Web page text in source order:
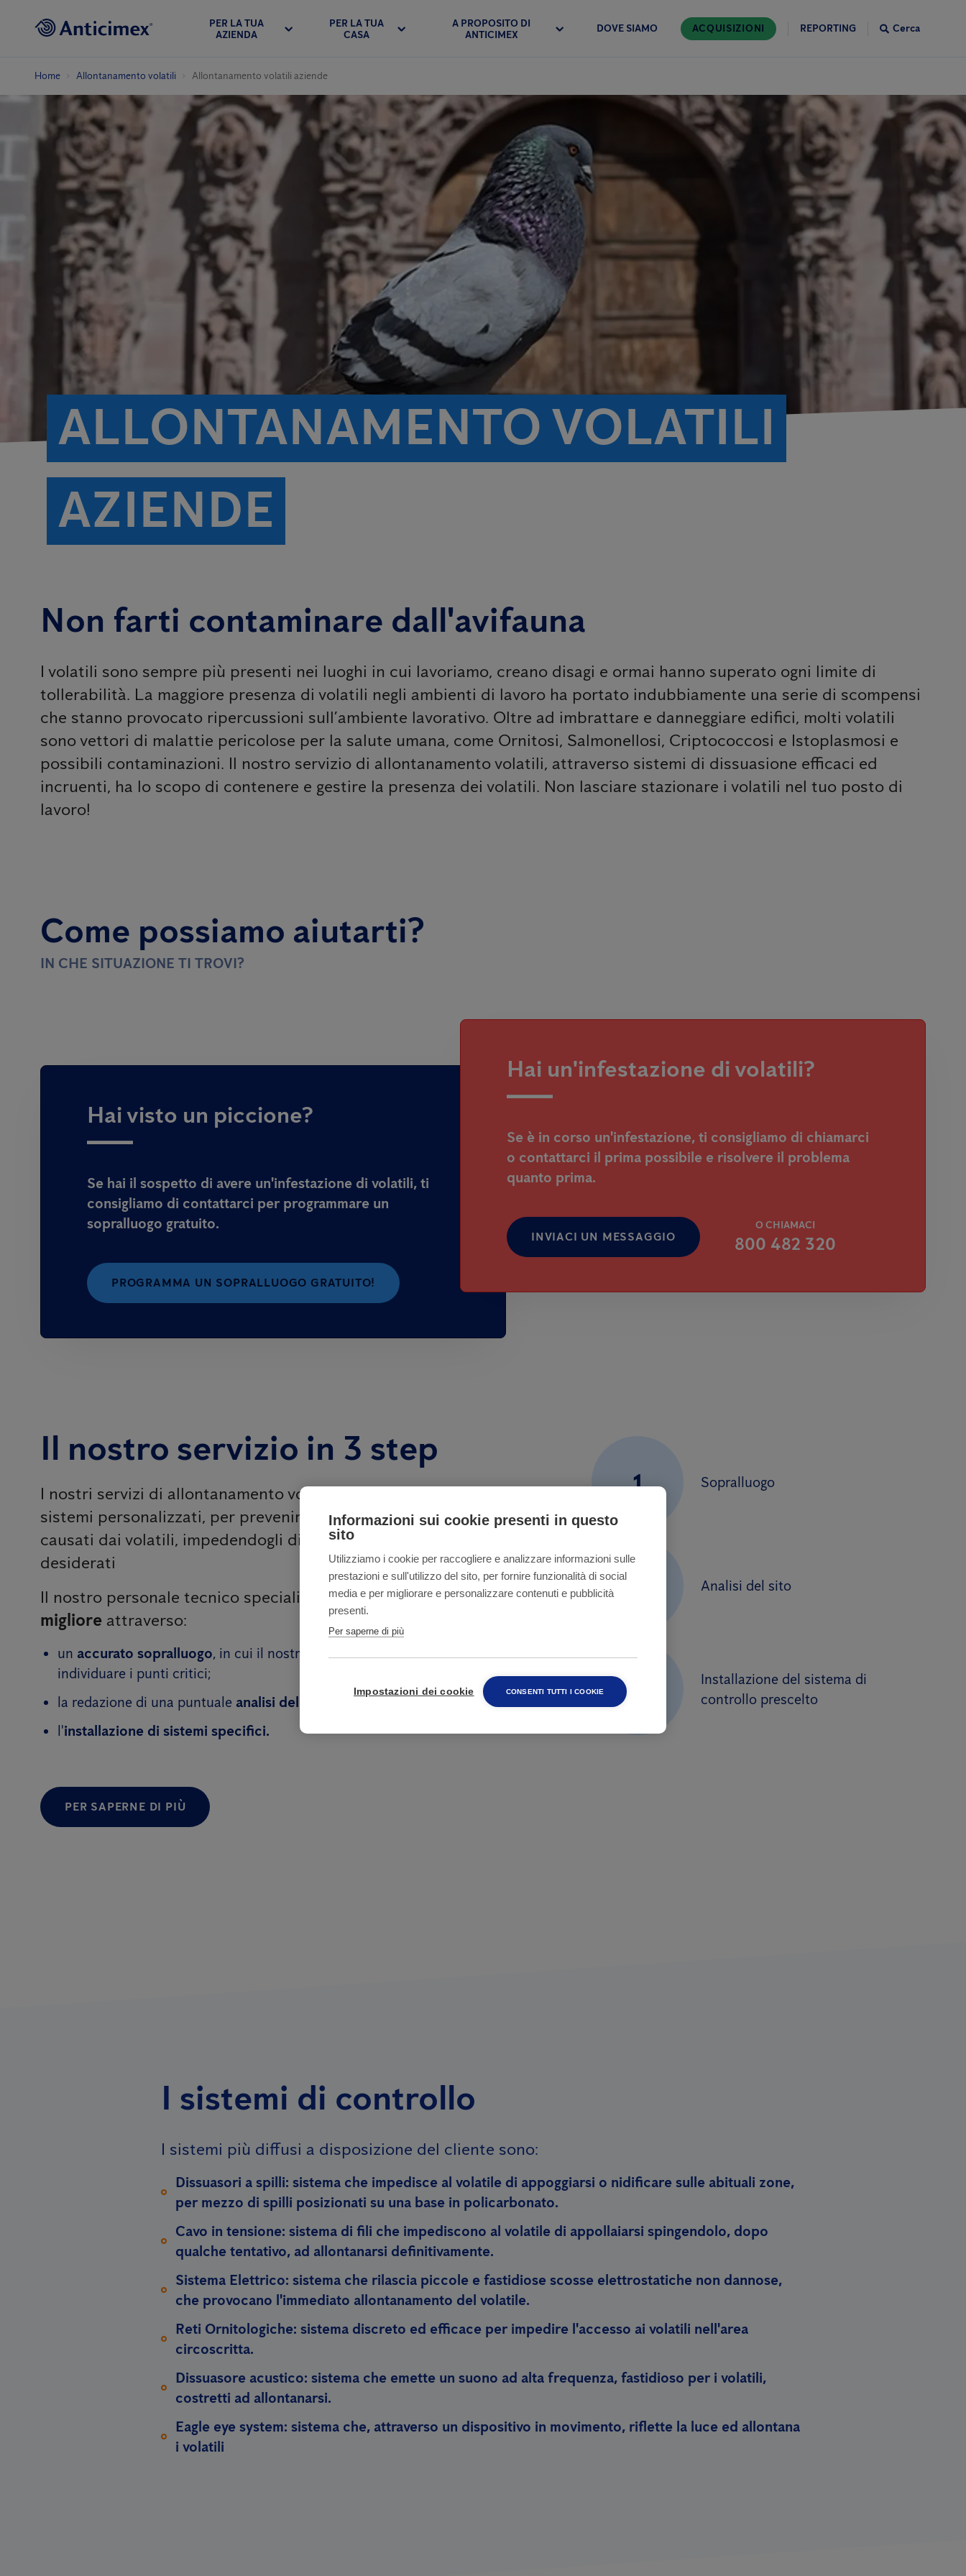
PER LA TUA
AZIENDA
PER LA TUA
CASA
A PROPOSITO DI
ANTICIMEX
DOVE SIAMO ACQUISIZIONI REPORTING Cerca
Home Allontanamento volatili Allontanamento volatili aziende
ALLONTANAMENTO VOLATILI
AZIENDE
Non farti contaminare dall'avifauna
I volatili sono sempre più presenti nei luoghi in cui lavoriamo, creano disagi e ormai hanno superato ogni limite di
tollerabilità. La maggiore presenza di volatili negli ambienti di lavoro ha portato indubbiamente una serie di scompensi
che stanno provocato ripercussioni sull’ambiente lavorativo. Oltre ad imbrattare e danneggiare edifici, molti volatili
sono vettori di malattie pericolose per la salute umana, come Ornitosi, Salmonellosi, Criptococcosi e Istoplasmosi e
possibili contaminazioni. Il nostro servizio di allontanamento volatili, attraverso sistemi di dissuasione efficaci ed
incruenti, ha lo scopo di contenere e gestire la presenza dei volatili. Non lasciare stazionare i volatili nel tuo posto di
lavoro!
Come possiamo aiutarti?
IN CHE SITUAZIONE TI TROVI?
Hai visto un piccione?
Se hai il sospetto di avere un'infestazione di volatili, ti
consigliamo di contattarci per programmare un
sopralluogo gratuito.
PROGRAMMA UN SOPRALLUOGO GRATUITO!
Hai un'infestazione di volatili?
Se è in corso un'infestazione, ti consigliamo di chiamarci
o contattarci il prima possibile e risolvere il problema
quanto prima.
INVIACI UN MESSAGGIO
O CHIAMACI
800 482 320
Il nostro servizio in 3 step
I nostri servizi di allontanamento volatili integrano dispositivi e
sistemi personalizzati, per prevenire i danni e i problemi di salute
causati dai volatili, impedendogli di stazionare nei luoghi
desiderati
Il nostro personale tecnico specializzato ti proporrà lasoluzione
migliore attraverso:
un accurato sopralluogo, in cui il nostro personale tecnico sarà in grado di
individuare i punti critici;
la redazione di una puntuale analisi del rischio
l'installazione di sistemi specifici.
PER SAPERNE DI PIÙ
1 Sopralluogo
Analisi del sito
Installazione del sistema di
controllo prescelto
I sistemi di controllo
I sistemi più diffusi a disposizione del cliente sono:
Dissuasori a spilli: sistema che impedisce al volatile di appoggiarsi o nidificare sulle abituali zone,
per mezzo di spilli posizionati su una base in policarbonato.
Cavo in tensione: sistema di fili che impediscono al volatile di appollaiarsi spingendolo, dopo
qualche tentativo, ad allontanarsi definitivamente.
Sistema Elettrico: sistema che rilascia piccole e fastidiose scosse elettrostatiche non dannose,
che provocano l'immediato allontanamento del volatile.
Reti Ornitologiche: sistema discreto ed efficace per impedire l'accesso ai volatili nell'area
circoscritta.
Dissuasore acustico: sistema che emette un suono ad alta frequenza, fastidioso per i volatili,
costretti ad allontanarsi.
Eagle eye system: sistema che, attraverso un dispositivo in movimento, riflette la luce ed allontana
i volatili
Informazioni sui cookie presenti in questo
sito
Utilizziamo i cookie per raccogliere e analizzare informazioni sulle
prestazioni e sull'utilizzo del sito, per fornire funzionalità di social
media e per migliorare e personalizzare contenuti e pubblicità
presenti.
Per saperne di più
Impostazioni dei cookie CONSENTI TUTTI I COOKIE